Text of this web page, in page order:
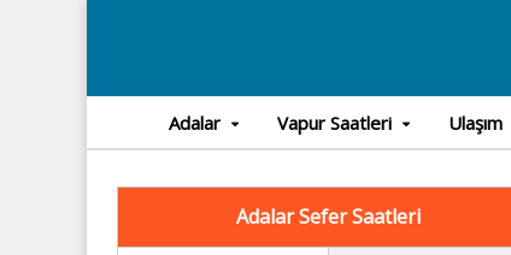
Adalar Vapur Saatleri Ulaşım
Adalar Sefer Saatleri